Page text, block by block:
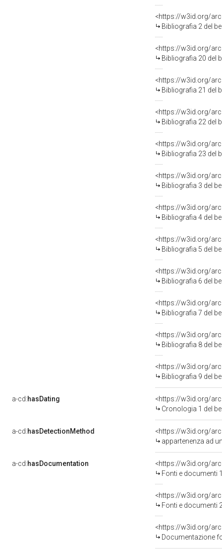
<https://w3id.org/
Bibliografia 2 del
<https://w3id.org/
Bibliografia 20 del
<https://w3id.org/
Bibliografia 21 del
<https://w3id.org/
Bibliografia 22 del
<https://w3id.org/
Bibliografia 23 del
<https://w3id.org/
Bibliografia 3 del
<https://w3id.org/
Bibliografia 4 del
<https://w3id.org/
Bibliografia 5 del
<https://w3id.org/
Bibliografia 6 del
<https://w3id.org/
Bibliografia 7 del
<https://w3id.org/
Bibliografia 8 del
<https://w3id.org/
Bibliografia 9 del
a-cd:hasDating
<https://w3id.org/
Cronologia 1 del
a-cd:hasDetectionMethod
appartenenza ad
a-cd:hasDocumentation
<https://w3id.org/
Fonti e documenti
<https://w3id.org/
Fonti e documenti
Documentazione